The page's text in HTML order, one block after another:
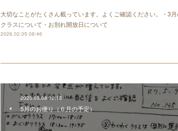
大切なことがたくさん載っています。よくご確認ください。・3
クラスについて・お別れ開放日について
2026.02.05 08:46
2025.05.08 12:18
5月のお便り（６月の予定）